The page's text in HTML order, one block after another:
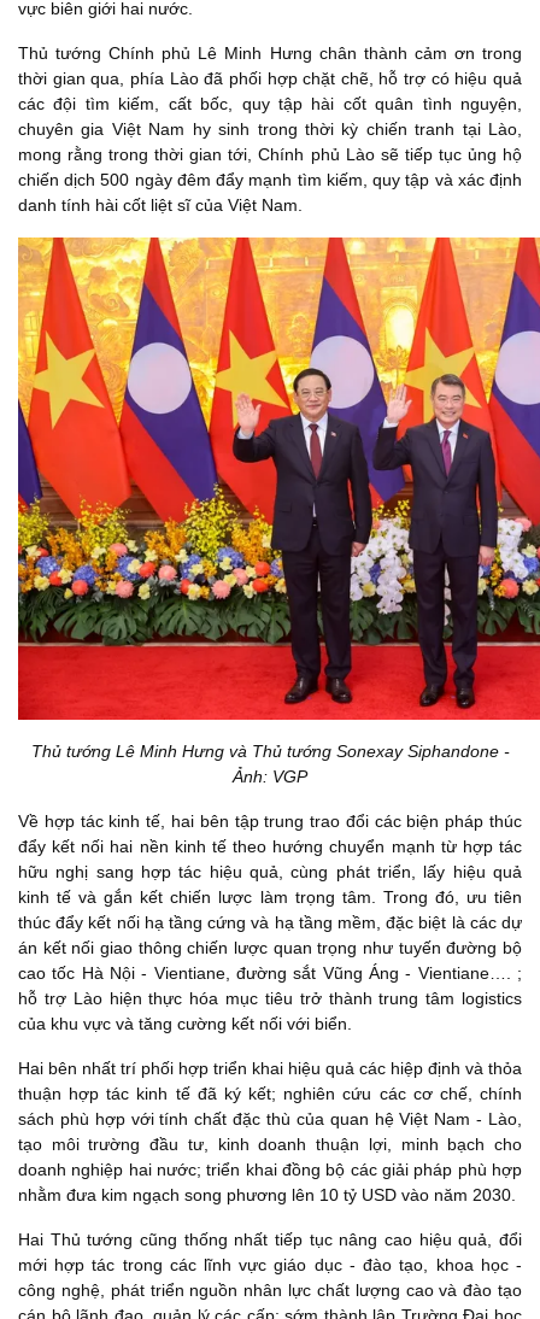
vực biên giới hai nước.
Thủ tướng Chính phủ Lê Minh Hưng chân thành cảm ơn trong
thời gian qua, phía Lào đã phối hợp chặt chẽ, hỗ trợ có hiệu quả
các đội tìm kiếm, cất bốc, quy tập hài cốt quân tình nguyện,
chuyên gia Việt Nam hy sinh trong thời kỳ chiến tranh tại Lào,
mong rằng trong thời gian tới, Chính phủ Lào sẽ tiếp tục ủng hộ
chiến dịch 500 ngày đêm đẩy mạnh tìm kiếm, quy tập và xác định
danh tính hài cốt liệt sĩ của Việt Nam.
Thủ tướng Lê Minh Hưng và Thủ tướng Sonexay Siphandone -
Ảnh: VGP
Về hợp tác kinh tế, hai bên tập trung trao đổi các biện pháp thúc
đẩy kết nối hai nền kinh tế theo hướng chuyển mạnh từ hợp tác
hữu nghị sang hợp tác hiệu quả, cùng phát triển, lấy hiệu quả
kinh tế và gắn kết chiến lược làm trọng tâm. Trong đó, ưu tiên
thúc đẩy kết nối hạ tầng cứng và hạ tầng mềm, đặc biệt là các dự
án kết nối giao thông chiến lược quan trọng như tuyến đường bộ
cao tốc Hà Nội - Vientiane, đường sắt Vũng Áng - Vientiane…. ;
hỗ trợ Lào hiện thực hóa mục tiêu trở thành trung tâm logistics
của khu vực và tăng cường kết nối với biển.
Hai bên nhất trí phối hợp triển khai hiệu quả các hiệp định và thỏa
thuận hợp tác kinh tế đã ký kết; nghiên cứu các cơ chế, chính
sách phù hợp với tính chất đặc thù của quan hệ Việt Nam - Lào,
tạo môi trường đầu tư, kinh doanh thuận lợi, minh bạch cho
doanh nghiệp hai nước; triển khai đồng bộ các giải pháp phù hợp
nhằm đưa kim ngạch song phương lên 10 tỷ USD vào năm 2030.
Hai Thủ tướng cũng thống nhất tiếp tục nâng cao hiệu quả, đổi
mới hợp tác trong các lĩnh vực giáo dục - đào tạo, khoa học -
công nghệ, phát triển nguồn nhân lực chất lượng cao và đào tạo